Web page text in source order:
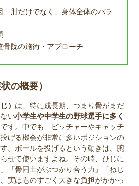
｜肘だけでなく、身体全体のバラ
骨院の施術・アプローチ
の概要）
） は、特に成長期、つまり骨がまだ
い小学生や中学生の野球選手に多く
です。中でも、ピッチャーやキャッチ
げる機会が非常に多いポジションの
。ボールを投げるという動きは、腕
せて使いますよね。その時、ひじに
「骨同士がぶつかり合う力」「ねじ
実はものすごく大きな負担がかかっ